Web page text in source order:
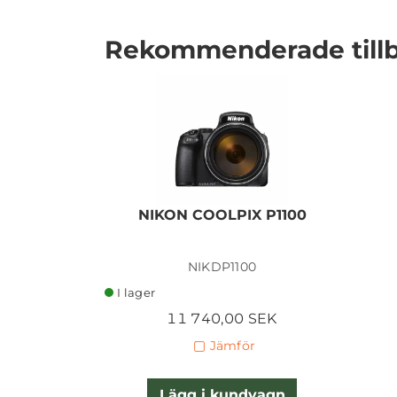
Rekommenderade
NIKON COOLPIX P1100
NIKDP1100
I lager
11 740,00 SEK
Jämför